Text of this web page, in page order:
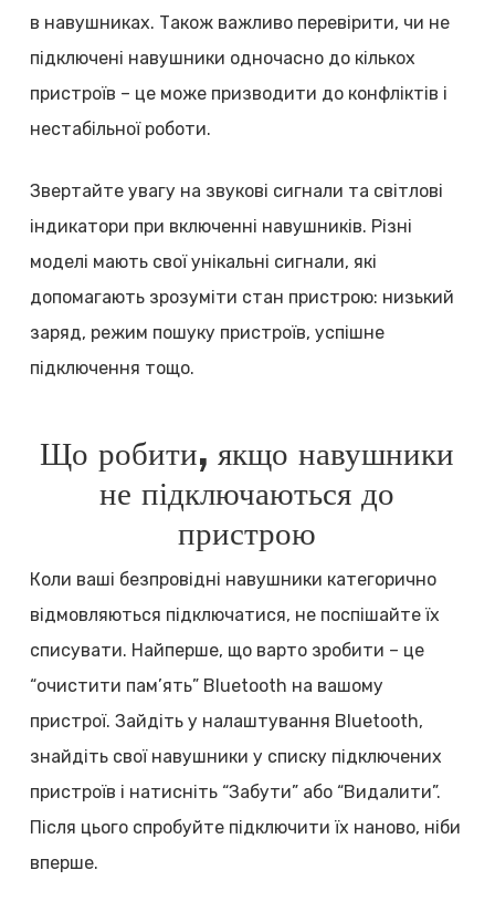
в навушниках. Також важливо перевірити, чи не
підключені навушники одночасно до кількох
пристроїв – це може призводити до конфліктів і
нестабільної роботи.
Звертайте увагу на звукові сигнали та світлові
індикатори при включенні навушників. Різні
моделі мають свої унікальні сигнали, які
допомагають зрозуміти стан пристрою: низький
заряд, режим пошуку пристроїв, успішне
підключення тощо.
Що робити, якщо навушники
не підключаються до
пристрою
Коли ваші безпровідні навушники категорично
відмовляються підключатися, не поспішайте їх
списувати. Найперше, що варто зробити – це
“очистити пам’ять” Bluetooth на вашому
пристрої. Зайдіть у налаштування Bluetooth,
знайдіть свої навушники у списку підключених
пристроїв і натисніть “Забути” або “Видалити”.
Після цього спробуйте підключити їх наново, ніби
вперше.